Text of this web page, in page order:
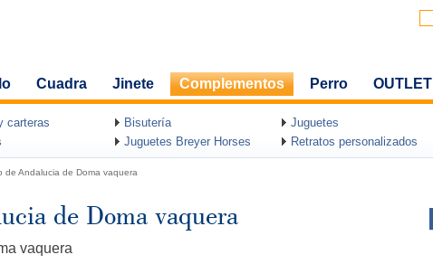
Cuadra Jinete Complementos Perro OUTLET
carteras Bisutería Juguetes
Juguetes Breyer Horses Retratos personalizados
de Andalucia de Doma vaquera
de Doma vaquera